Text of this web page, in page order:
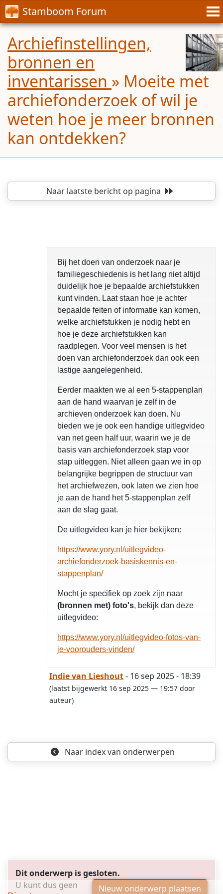
Stamboom Forum
Archiefinstellingen,
bronnen en
inventarissen » Moeite met
archiefonderzoek of wil je
weten hoe je meer bronnen
kan ontdekken?
Naar laatste berichtop pagina
Bij het doen van onderzoek naar je
familiegeschiedenis is het lang niet altijd
duidelijk hoe je bepaalde archiefstukken
kunt vinden. Laat staan hoe je achter
bepaalde feiten of informatie kan komen,
welke archiefstukken je nodig hebt en
hoe je deze archiefstukken kan
raadplegen. Voor veel mensen is het
doen van archiefonderzoek dan ook een
lastige aangelegenheid.
Eerder maakten we al een 5-stappenplan
aan de hand waarvan je zelf in de
archieven onderzoek kan doen. Nu
bieden we je ook een handige uitlegvideo
van net geen half uur, waarin we je de
basis van archiefonderzoek stap voor
stap uitleggen. Niet alleen gaan we in op
belangrijke begrippen de structuur van
het archiefwezen, ook laten we zien hoe
je aan de hand het 5-stappenplan zelf
aan de slag gaat.
De uitlegvideo kan je hier bekijken:
https://www.yory.nl/uitlegvideo-
archiefonderzoek-basiskennis-en-
stappenplan/
Mocht je specifiek op zoek zijn naar
(bronnen met) foto's, bekijk dan deze
uitlegvideo:
https://www.yory.nl/uitlegvideo-fotos-van-
je-voorouders-vinden/
Indie van Lieshout- 16 sep 2025 - 18:39
(laatst bijgewerkt 16 sep 2025 — 19:57 door
auteur)
Naar indexvan onderwerpen
Dit onderwerp is gesloten.
Nieuw onderwerp plaatsen
U kunt dus geen